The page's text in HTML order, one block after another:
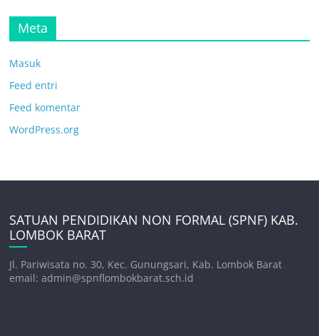
Meta
Masuk
Feed entri
Feed komentar
WordPress.org
SATUAN PENDIDIKAN NON FORMAL (SPNF) KAB.
LOMBOK BARAT
Jl. Pariwisata no. 30, Kec. Gunungsari, Kab. Lombok Barat
email: admin@spnflombokbarat.sch.id